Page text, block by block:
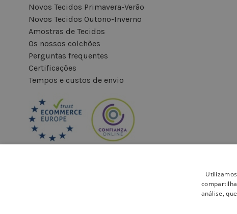
Novos Tecidos Primavera-Verão
Novos Tecidos Outono-Inverno
Amostras de Tecidos
Os nossos colchões
Perguntas frequentes
Certificações
Tempos e custos de envio
análise,